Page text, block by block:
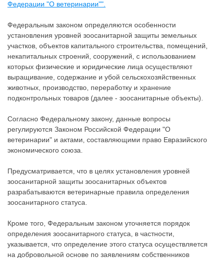
Федерации "О ветеринарии"".
Федеральным законом определяются особенности
установления уровней зоосанитарной защиты земельных
участков, объектов капитального строительства, помещений,
некапитальных строений, сооружений, с использованием
которых физические и юридические лица осуществляют
выращивание, содержание и убой сельскохозяйственных
животных, производство, переработку и хранение
подконтрольных товаров (далее - зоосанитарные объекты).
Согласно Федеральному закону, данные вопросы
регулируются Законом Российской Федерации "О
ветеринарии" и актами, составляющими право Евразийского
экономического союза.
Предусматривается, что в целях установления уровней
зоосанитарной защиты зоосанитарных объектов
разрабатываются ветеринарные правила определения
зоосанитарного статуса.
Кроме того, Федеральным законом уточняется порядок
определения зоосанитарного статуса, в частности,
указывается, что определение этого статуса осуществляется
на добровольной основе по заявлениям собственников